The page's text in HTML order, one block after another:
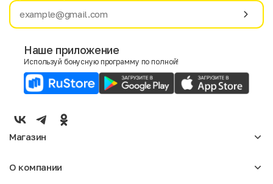
Имя
E-mail
Мужской
Наше приложение
Используй бонусную программу по полной!
Магазин
Мужское
О компании